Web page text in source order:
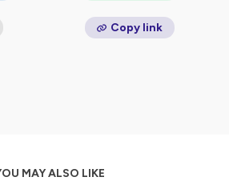
Copy link
MAY ALSO LIKE